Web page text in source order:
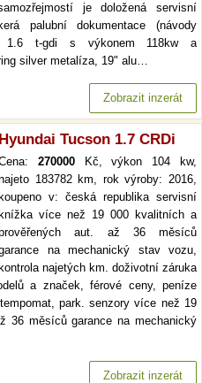
je doložená servisní
palubní dokumentace (návody
1.6 t-gdi s výkonem 118kw a
silver metalíza, 19" alu…
Zobrazit inzerát
Hyundai Tucson 1.7 CRDi
270000Kč, výkon 104 kw,
183782 km, rok výroby: 2016,
koupeno v: česká republika servisní
knížka více než 19 000 kvalitních a
aut. až 36 měsíců
na mechanický stav vozu,
kontrola najetých km. doživotní záruka
a značek, férové ceny, peníze
park. senzory více než 19
36 měsíců garance na mechanický
Zobrazit inzerát